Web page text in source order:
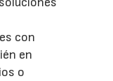
con
en
o